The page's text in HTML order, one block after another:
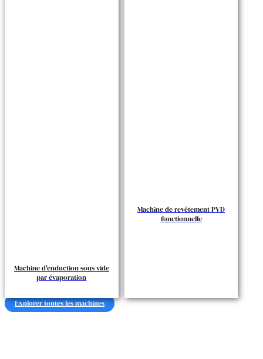
Machine d'enduction sous vide
par évaporation
Machine de revêtement PVD
fonctionnelle
Explorer toutes les machines